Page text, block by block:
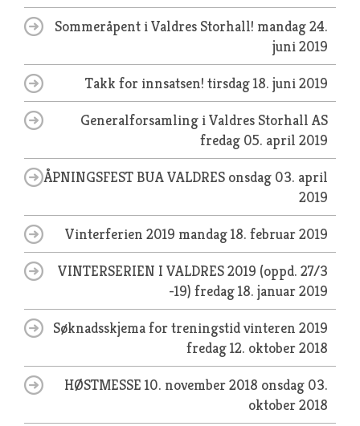
Sommeråpent i Valdres Storhall! mandag 24.
juni 2019
Takk for innsatsen! tirsdag 18. juni 2019
Generalforsamling i Valdres Storhall AS
fredag 05. april 2019
ÅPNINGSFEST BUA VALDRES onsdag 03. april
2019
Vinterferien 2019 mandag 18. februar 2019
VINTERSERIEN I VALDRES 2019 (oppd. 27/3
-19) fredag 18. januar 2019
Søknadsskjema for treningstid vinteren 2019
fredag 12. oktober 2018
HØSTMESSE 10. november 2018 onsdag 03.
oktober 2018